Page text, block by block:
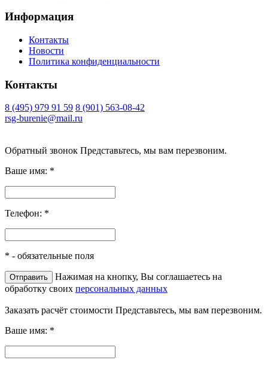
Информация
Контакты
Новости
Политика конфиденциальности
Контакты
8 (495) 979 91 59 8 (901) 563-08-42
rsg-burenie@mail.ru
Обратный звонок Представьтесь, мы вам перезвоним.
Ваше имя: *
Телефон: *
* - обязательные поля
Нажимая на кнопку, Вы соглашаетесь на
обработку своих персональных данных
Заказать расчёт стоимости Представьтесь, мы вам перезвоним.
Ваше имя: *